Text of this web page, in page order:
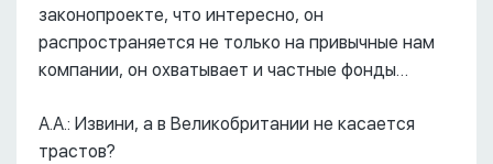
законопроекте, что интересно, он
распространяется не только на привычные нам
компании, он охватывает и частные фонды…
А.А.: Извини, а в Великобритании не касается
трастов?